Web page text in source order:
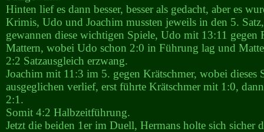
Hinten lief es dann besser, besser als gedacht, aber es
Krimis, Udo und Joachim mussten jeweils in den 5.
gewannen diese wichtigen Spiele, Udo mit 13:11 gegen
Mattern, wobei Udo schon 2:0 in Führung lag und
2:2 Satzausgleich erzwang.
Joachim mit 11:3 im 5. gegen Krätschmer, wobei dieses
ausgeglichen verlief, erst führte Krätschmer mit 1:0,
2:1.
Somit 4:2 Halbzeitführung.
Jetzt die beiden 1er im Duell, Hermans holte sich sicher